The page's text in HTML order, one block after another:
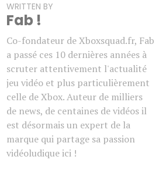
WRITTEN BY
Fab !
Co-fondateur de Xboxsquad.fr, Fab
a passé ces 10 dernières années à
scruter attentivement l'actualité
jeu vidéo et plus particulièrement
celle de Xbox. Auteur de milliers
de news, de centaines de vidéos il
est désormais un expert de la
marque qui partage sa passion
vidéoludique ici !
Flipboard
Reddit
Pinterest
Whatsapp